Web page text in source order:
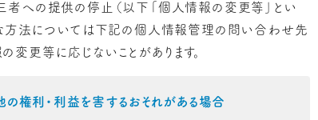
者への提供の停止（以下「個人情報の変更等」とい
な方法については下記の個人情報管理の問い合わせ先
更等に応じないことがあります。
の権利・利益を害するおそれがある場合